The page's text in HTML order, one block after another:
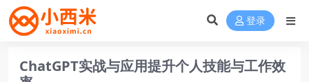
登录
ChatGPT实战与应用提升个人技能与工作效